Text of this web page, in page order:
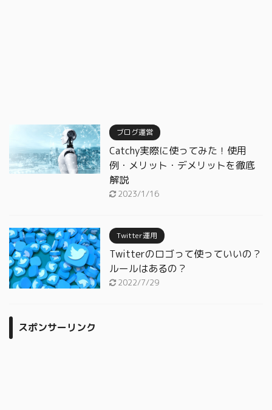
ブログ運営
Catchy実際に使ってみた！使用
例・メリット・デメリットを徹底
解説
2023/1/16
Twitter運用
Twitterのロゴって使っていいの？
ルールはあるの？
2022/7/29
スポンサーリンク